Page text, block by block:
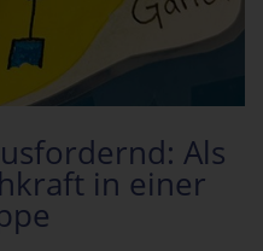
Als
in einer